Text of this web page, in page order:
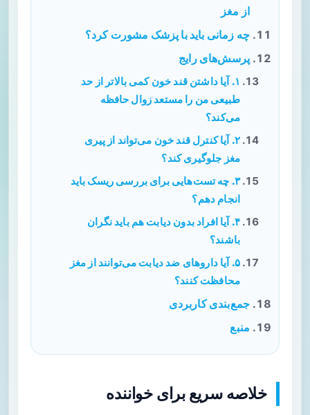
از مغز
چه زمانی باید با پزشک مشورت کرد؟
پرسش‌های رایج
۱. آیا داشتن قند خون کمی بالاتر از حد
طبیعی من را مستعد زوال حافظه
می‌کند؟
۲. آیا کنترل قند خون می‌تواند از پیری
مغز جلوگیری کند؟
۳. چه تست‌هایی برای بررسی ریسک باید
انجام دهم؟
۴. آیا افراد بدون دیابت هم باید نگران
باشند؟
۵. آیا داروهای ضد دیابت می‌توانند از مغز
محافظت کنند؟
جمع‌بندی کاربردی
منبع
خلاصه سریع برای خواننده